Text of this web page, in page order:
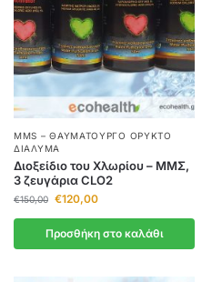
MMS – ΘΑΥΜΑΤΟΥΡΓΌ ΟΡΥΚΤΌ
ΔΙΆΛΥΜΑ
Διοξείδιο του Χλωρίου – ΜΜΣ,
3 ζευγάρια CLO2
€150,00 €120,00
Προσθήκη στο καλάθι